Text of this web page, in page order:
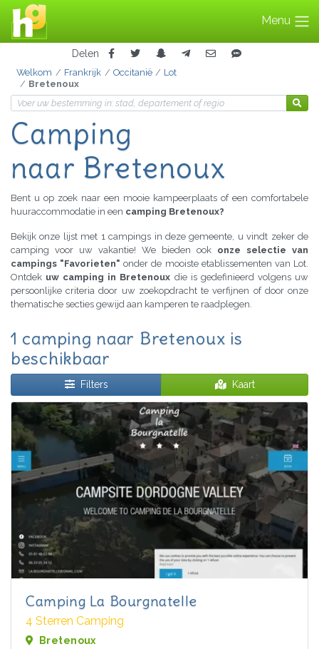
Menu
Delen
Welkom Frankrijk Occitanië
Lot
Bretenoux
Camping
naar Bretenoux
Bent u op zoek naar een mooie kampeerplaats of een comfortabele
huuraccommodatie in een camping Bretenoux?
Bekijk onze lijst met 1 campings in deze gemeente, u vindt zeker de
camping voor uw vakantie! We bieden ook onze selectie van
campings "Favorieten" onder de mooiste etablissementen van Lot.
Ontdek uw camping in Bretenoux die is gedefinieerd volgens uw
persoonlijke criteria door uw zoekopdracht te verfijnen of door onze
thematische secties gewijd aan kamperen te raadplegen.
1 camping naar Bretenoux is
beschikbaar
Filters Kaart
Camping La Bourgnatelle
4 Sterren Camping
Bretenoux